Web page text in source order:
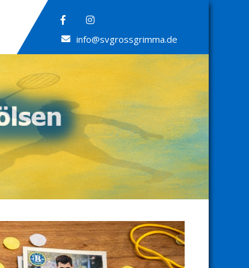
info@svgrossgrimma.de